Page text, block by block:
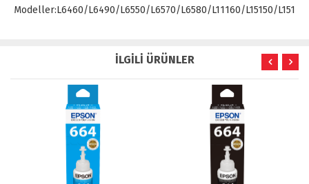
Modeller:L6460/L6490/L6550/L6570/L6580/L11160/L15150/
İLGİLİ ÜRÜNLER